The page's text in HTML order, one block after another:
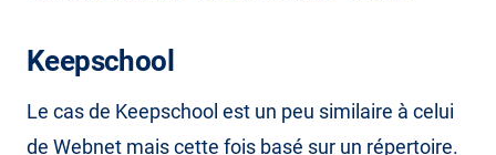
Keepschool
Le cas de Keepschool est un peu similaire à celui
de Webnet mais cette fois basé sur un répertoire.